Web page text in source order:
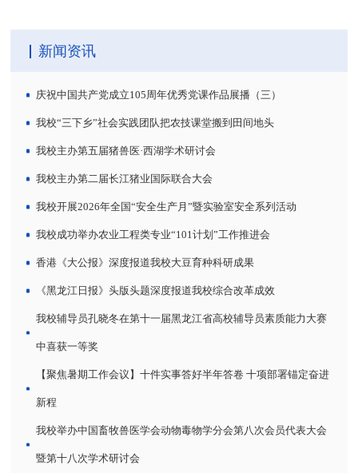
新闻资讯
庆祝中国共产党成立105周年优秀党课作品展播（三）
我校“三下乡”社会实践团队把农技课堂搬到田间地头
我校主办第五届猪兽医·西湖学术研讨会
我校主办第二届长江猪业国际联合大会
我校开展2026年全国“安全生产月”暨实验室安全系列活动
我校成功举办农业工程类专业“101计划”工作推进会
香港《大公报》深度报道我校大豆育种科研成果
《黑龙江日报》头版头题深度报道我校综合改革成效
我校辅导员孔晓冬在第十一届黑龙江省高校辅导员素质能力大赛
中喜获一等奖
【聚焦暑期工作会议】十件实事答好半年答卷 十项部署锚定奋进
新程
我校举办中国畜牧兽医学会动物毒物学分会第八次会员代表大会
暨第十八次学术研讨会